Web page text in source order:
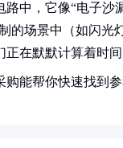
中，它像“电子
的场景中（如闪
在默默计算着时间
购能帮你快速找到